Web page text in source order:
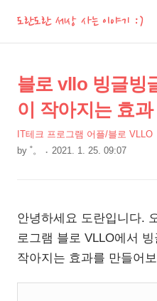
도란도란 세상 사는 이야기 :)
상
세
컨
텐
츠
본
문
제
목
블로 vllo 빙글빙
이 작아지는 효
IT테크 프로그램 어플/블로 VLLO
by ˚。 2021. 1. 25. 09:07
안녕하세요 도란입니다.
로그램 블로 VLLO에서
작아지는 효과를 만들어